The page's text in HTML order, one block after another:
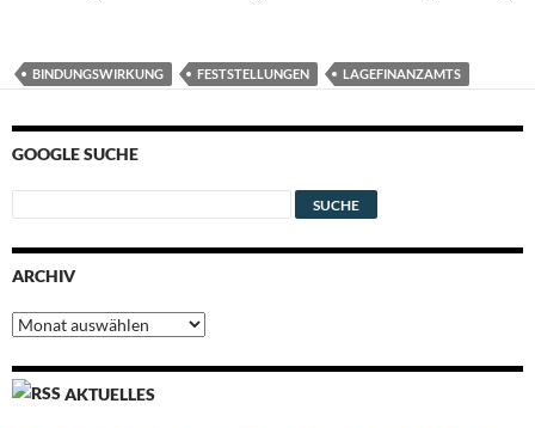
BINDUNGSWIRKUNG FESTSTELLUNGEN LAGEFINANZAMTS
GOOGLE SUCHE
ARCHIV
Archiv
AKTUELLES